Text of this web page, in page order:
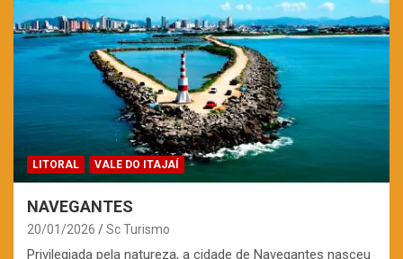
LITORAL VALE DO ITAJAÍ
NAVEGANTES
20/01/2026 Sc Turismo
Privilegiada pela natureza, a cidade de Navegantes nasceu